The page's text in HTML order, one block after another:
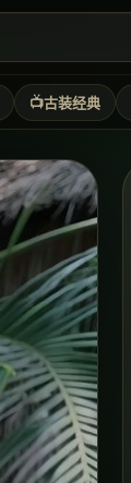
📺古装经典